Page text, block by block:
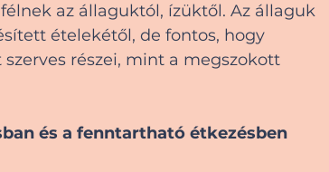
az állaguktól, ízüktől. Az állaguk
ételekétől, de fontos, hogy
részei, mint a megszokott
és a fenntartható étkezésben